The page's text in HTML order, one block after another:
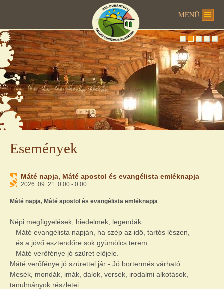
MENÜ
Események
Máté napja, Máté apostol és evangélista emléknapja
2026. 09. 21. 0:00 - 0:00
Máté napja, Máté apostol és evangélista emléknapja
Népi megfigyelések, hiedelmek, legendák:
Máté evangélista napján, ha szép az idő, tartós lészen,
és a jövő esztendőre sok gyümölcs terem.
Máté verőfénye jó szüret előjele.
Máté verőfénye jó szürettel jár - Jó bortermés várható.
Mesék, mondák, imák, dalok, versek, irodalmi alkotások,
tanulmányok részletei: